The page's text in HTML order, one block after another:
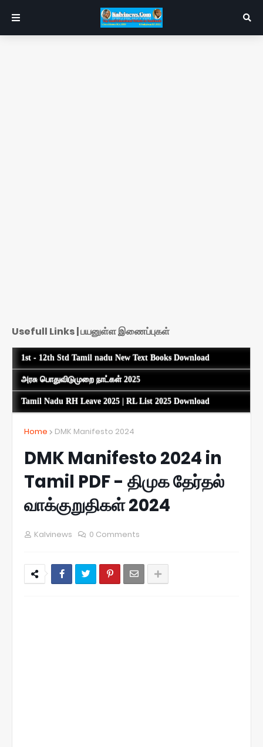
Usefull Links | பயனுள்ள இணைப்புகள்
1st - 12th Std Tamil nadu New Text Books Download
அரசு பொதுவிடுமுறை நாட்கள் 2025
Tamil Nadu RH Leave 2025 | RL List 2025 Download
Home DMK Manifesto 2024
DMK Manifesto 2024 in
Tamil PDF - திமுக தேர்தல்
வாக்குறுதிகள் 2024
Kalvinews 0 Comments